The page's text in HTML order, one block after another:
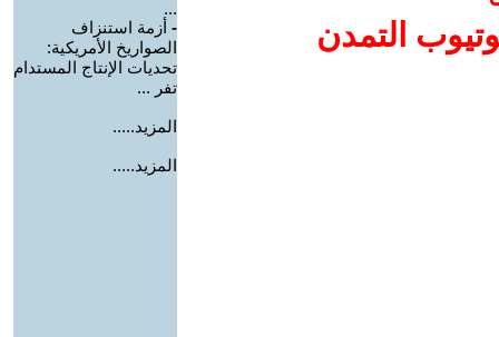
التمدن
...
- أزمة استنزاف
الصواريخ الأمريكية:
تحديات الإنتاج المستدام
تفر ...
المزيد.....
المزيد.....